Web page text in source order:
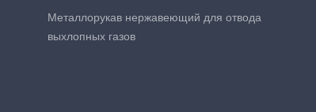
Металлорукав нержавеющий для отвода
выхлопных газов